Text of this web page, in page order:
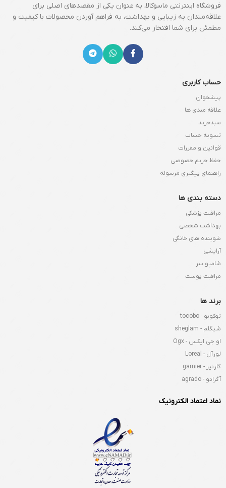
فروشگاه اینترنتی ماسوکالا، به عنوان یکی از مقصدهای اصلی برای
علاقه‌مندان به زیبایی و بهداشت، به فراهم آوردن محصولات با کیفیت و
مطمئن برای شما افتخار می‌کند.
حساب کاربری
پیشخوان
علاقه مندی ها
سبدخرید
تسویه حساب
قوانین و مقررات
حفظ حریم خصوصی
راهنمای پیگیری مرسوله
دسته بندی ها
مراقبت پزشکی
بهداشت شخصی
شوینده های خانگی
آرایشی
شامپو سر
مراقبت پوست
برند ها
توکوبو - tocobo
شیگلم - sheglam
او جی ایکس - Ogx
لورآل - Loreal
گارنیر - garnier
آگرادو - agrado
نماد اعتماد الکترونیک